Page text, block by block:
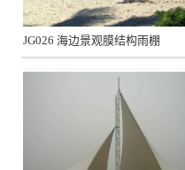
JG026 海边景观膜结构雨棚